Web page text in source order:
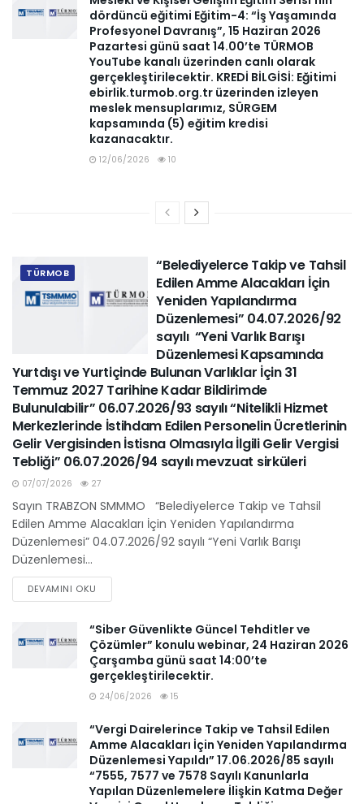
dördüncü eğitimi Eğitim-4: “İş Yaşamında
Profesyonel Davranış”, 15 Haziran 2026
Pazartesi günü saat 14.00’te TÜRMOB
YouTube kanalı üzerinden canlı olarak
gerçekleştirilecektir. KREDİ BİLGİSİ: Eğitimi
ebirlik.turmob.org.tr üzerinden izleyen
meslek mensuplarımız, SÜRGEM
kapsamında (5) eğitim kredisi
kazanacaktır.
12/06/2026 10
TÜRMOB
“Belediyelerce Takip ve Tahsil
Edilen Amme Alacakları İçin
Yeniden Yapılandırma
Düzenlemesi” 04.07.2026/92
sayılı “Yeni Varlık Barışı
Düzenlemesi Kapsamında
Yurtdışı ve Yurtiçinde Bulunan Varlıklar İçin 31
Temmuz 2027 Tarihine Kadar Bildirimde
Bulunulabilir” 06.07.2026/93 sayılı “Nitelikli Hizmet
Merkezlerinde İstihdam Edilen Personelin Ücretlerinin
Gelir Vergisinden İstisna Olmasıyla İlgili Gelir Vergisi
Tebliği” 06.07.2026/94 sayılı mevzuat sirküleri
07/07/2026 27
Sayın TRABZON SMMMO “Belediyelerce Takip ve Tahsil
Edilen Amme Alacakları İçin Yeniden Yapılandırma
Düzenlemesi” 04.07.2026/92 sayılı “Yeni Varlık Barışı
Düzenlemesi...
DEVAMINI OKU
“Siber Güvenlikte Güncel Tehditler ve
Çözümler” konulu webinar, 24 Haziran 2026
Çarşamba günü saat 14:00’te
gerçekleştirilecektir.
24/06/2026 15
“Vergi Dairelerince Takip ve Tahsil Edilen
Amme Alacakları İçin Yeniden Yapılandırma
Düzenlemesi Yapıldı” 17.06.2026/85 sayılı
“7555, 7577 ve 7578 Sayılı Kanunlarla
Yapılan Düzenlemelere İlişkin Katma Değer